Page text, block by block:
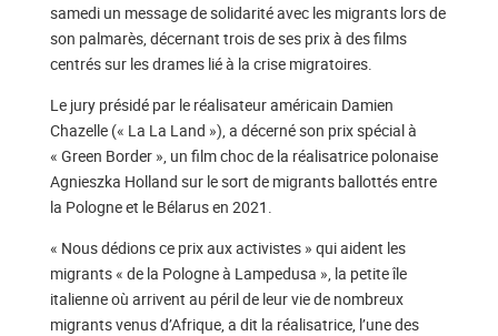
samedi un message de solidarité avec les migrants lors de
son palmarès, décernant trois de ses prix à des films
centrés sur les drames lié à la crise migratoires.
Le jury présidé par le réalisateur américain Damien
Chazelle (« La La Land »), a décerné son prix spécial à
« Green Border », un film choc de la réalisatrice polonaise
Agnieszka Holland sur le sort de migrants ballottés entre
la Pologne et le Bélarus en 2021.
« Nous dédions ce prix aux activistes » qui aident les
migrants « de la Pologne à Lampedusa », la petite île
italienne où arrivent au péril de leur vie de nombreux
migrants venus d’Afrique, a dit la réalisatrice, l’une des